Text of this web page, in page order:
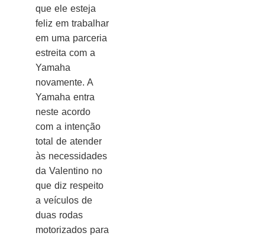
que ele esteja
feliz em trabalhar
em uma parceria
estreita com a
Yamaha
novamente. A
Yamaha entra
neste acordo
com a intenção
total de atender
às necessidades
da Valentino no
que diz respeito
a veículos de
duas rodas
motorizados para